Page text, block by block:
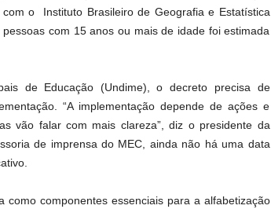
o Instituto Brasileiro de Geografia e Estatística
com 15 anos ou mais de idade foi estimada
de Educação (Undime), o decreto precisa de
“A implementação depende de ações e
vão falar com mais clareza”, diz o presidente da
de imprensa do MEC, ainda não há uma data
como componentes essenciais para a alfabetização